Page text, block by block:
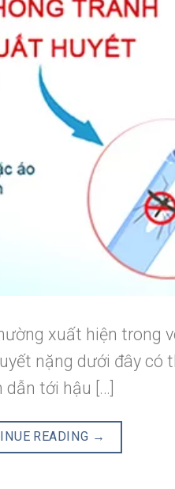
xuất hiện trong
nặng dưới đây có
tới hậu […]
READING →